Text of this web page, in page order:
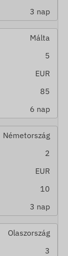
3 nap
Málta
5
EUR
85
6 nap
Németország
2
EUR
10
3 nap
Olaszország
3